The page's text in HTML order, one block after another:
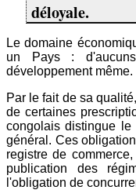
déloyale.
Le domaine
un Pays :
développement même.
Par le fait de sa
de certaines
congolais distingue le
général. Ces
registre de
publication des
l'obligation de